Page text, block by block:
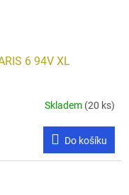
6 94V XL
Skladem (20 ks)
Do košíku